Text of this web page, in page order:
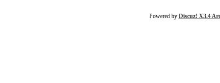
Powered by Discuz! X3.4